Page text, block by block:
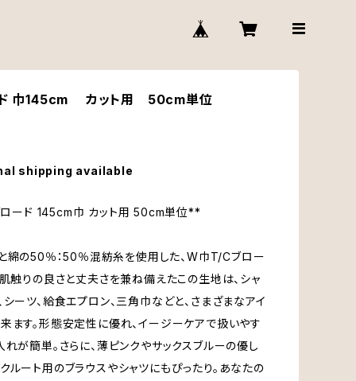
巾145cm カット用 50cm単位
shipping available
ード 145cm巾 カット用 50cm単位**
綿の50％：50％混紡糸を使用した、W巾T/Cブロー
肌触りの良さと丈夫さを兼ね備えたこの生地は、シャ
シーツ、給食エプロン、三角巾などと、さまざまなアイ
ます。形態安定性に優れ、イージーケアで扱いやす
れが簡単。さらに、薄ピンクやサックスブルーの優し
ルート用のブラウスやシャツにもぴったり。あなたの